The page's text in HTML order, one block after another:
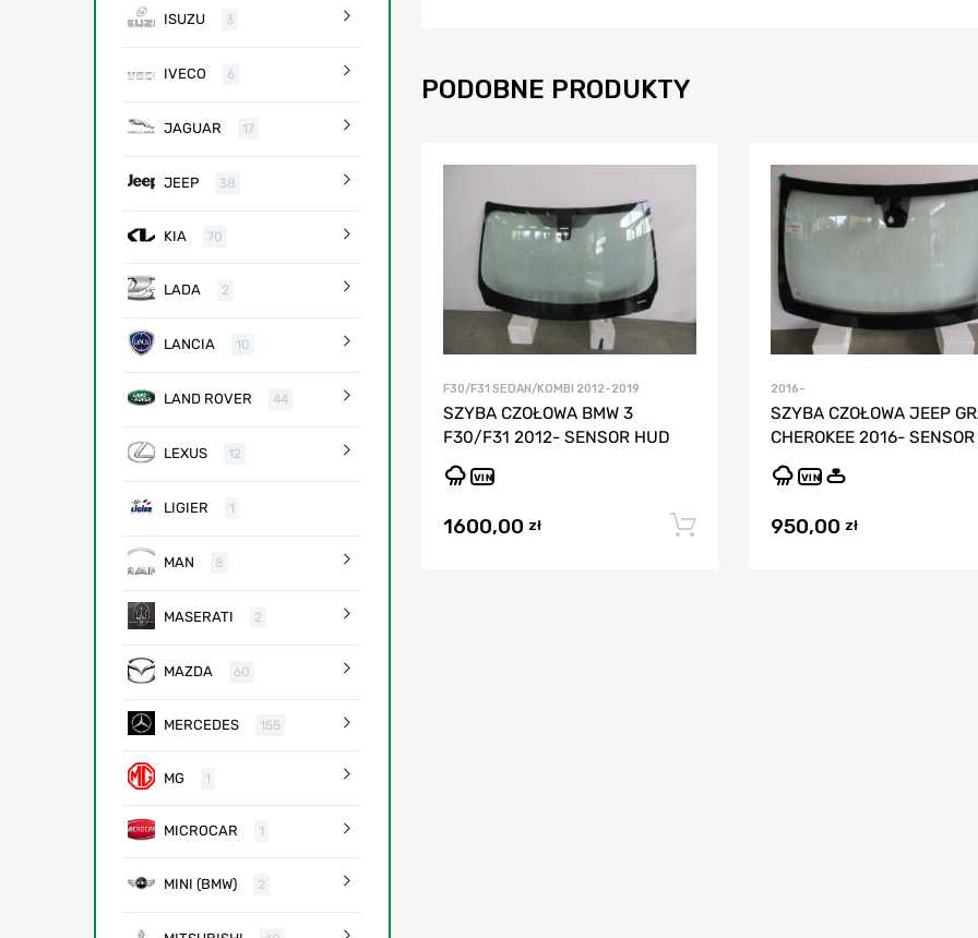
PODOBNE PRODUKTY
F30/F31 SEDAN/KOMBI 2012-2019
SZYBA CZOŁOWA BMW 3
F30/F31 2012- SENSOR HUD
VIN
1600,00 zł Dodaj do koszyka
2016-
SZYBA CZOŁOWA JEEP
CHEROKEE 2016- SENSOR
VIN
950,00 zł
ISUZU 3
IVECO 6
JAGUAR 17
JEEP 38
KIA 70
LADA 2
LANCIA 10
LAND ROVER 44
LEXUS 12
LIGIER 1
MAN 8
MASERATI 2
MAZDA 60
MERCEDES 155
MG 1
MICROCAR 1
MINI (BMW) 2